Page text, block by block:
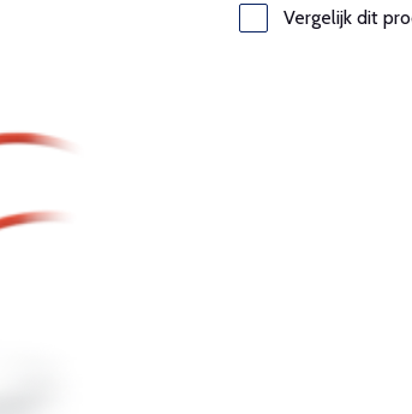
Vergelijk dit